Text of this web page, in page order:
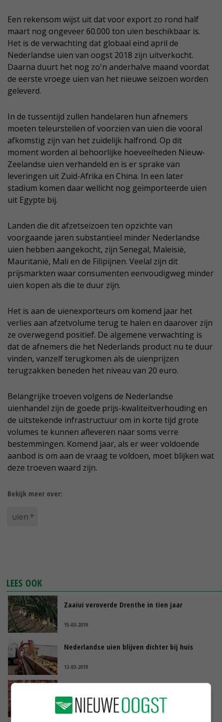
Een rekensom wijst uit dat voor export zo rond half
maart nog ongeveer 60.000 ton uien beschikbaar is.
Het is de verwachting dat globaal eind april de
Nederlandse uien van oogst 2018 zijn uitverkocht.
Daarna duurt het nog zo'n anderhalve maand voordat
de eerste vroege uien van het nieuwe seizoen worden
geleverd.
In de tussentijd zullen handelaren hun afnemers
moeten teleurstellen of voorzien van uien die vooral
afkomstig zijn van het zuidelijk halfrond. Op dit
moment worden al behoorlijke hoeveelheden Nieuw-
Zeelandse uien verhandeld en is er sprake van
leveringen uit Zuid-Afrika en China. In een later
stadium komen daar wellicht nog geïmporteerde uien
uit Egypte bij.
Landen die dit afzetseizoen ten opzichte van
voorgaande jaren substantieel minder Nederlandse
uien hebben aangekocht, zijn Senegal, Maleisië,
Mauritanië, Mali en de Filipijnen. Veelal zijn dit
prijsmarkten waar consumenten eenvoudigweg minder
uien kopen als die te duur zijn.
Het is aan de uienexporteurs om komend jaar het
verlies aan afzetvolume terug te halen en daarover zijn
ze overwegend positief. De algemene verwachting is
dat de afnemers die het Nederlands product nu te duur
vinden, vanzelf terugkomen als de uienprijzen
terugzakken beneden het niveau van 20 euro.
Belangrijke troeven volgens de Nederlandse
uienhandel zijn de goede prijs-kwaliteitverhouding en
de uitstekende infrastructuur om in korte tijd grote
volumes te kunnen afleveren naar soms verre
bestemmingen. Komend jaar, als er weer voldoende
aanbod is om aan de vraag te voldoen, moet blijken wat
deze troeven waard zijn.
Bekijk meer over:
uien
LEES OOK
Zaaiui veroverde Drenthe in tien jaar
15-03-2019
Nederlandse uien blijven dichter bij huis
12-03-2019
10.000 ton
07-03-2019